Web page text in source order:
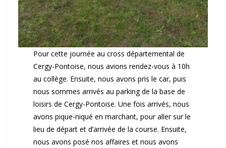
Pour cette journée au cross départemental de
Cergy-Pontoise, nous avions rendez-vous à 10h
au collège. Ensuite, nous avons pris le car, puis
nous sommes arrivés au parking de la base de
loisirs de Cergy-Pontoise. Une fois arrivés, nous
avons pique-niqué en marchant, pour aller sur le
lieu de départ et d’arrivée de la course. Ensuite,
nous avons posé nos affaires et nous avons